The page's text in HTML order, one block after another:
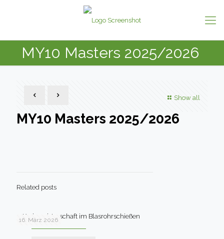
MY10 Masters 2025/2026
Show all
MY10 Masters 2025/2026
Related posts
16. März 2026
1. Kreismeisterschaft im Blasrohrschießen